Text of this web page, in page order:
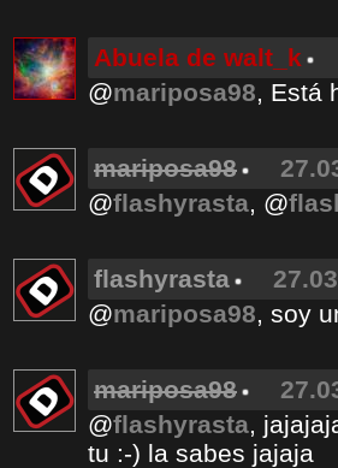
Abuela de walt_k
@mariposa98, Está
mariposa98
@flashyrasta, @
flashyrasta
@mariposa98, soy
mariposa98
@flashyrasta,
tu :-) la sabes jajaja